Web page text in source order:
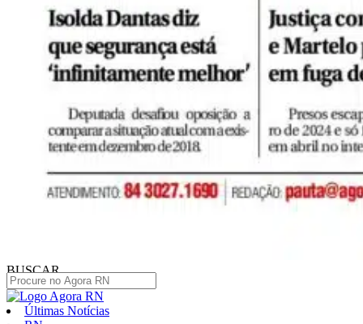
BUSCAR
Últimas Notícias